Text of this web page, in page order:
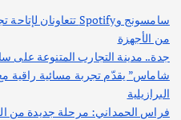
من الأجهزة
جدة.. مدينة التجارب المتنوعة على
شاماس” يقدّم تجربة مسائية راقية
البرازيلية
فراس الحمداني: مرحلة جديدة من